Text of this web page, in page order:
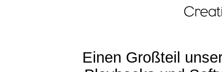
Einen Großteil